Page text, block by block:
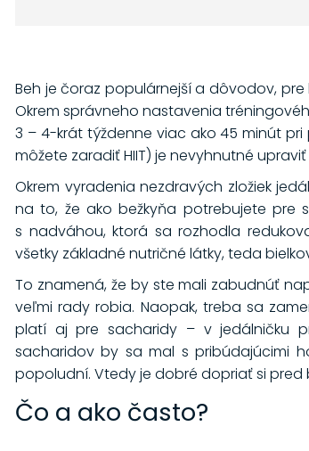
Beh je čoraz populárnejší a dôvodov,
Okrem správneho nastavenia
3 – 4-krát týždenne viac ako 45 minút
môžete zaradiť HIIT) je nevyhnutné
Okrem vyradenia nezdravých zložiek
na to, že ako bežkyňa potrebujete pre
s nadváhou, ktorá sa rozhodla
všetky základné nutričné látky, teda
To znamená, že by ste mali zabudnúť
veľmi rady robia. Naopak, treba sa
platí aj pre sacharidy – v jedálničku
sacharidov by sa mal s pribúdajúcimi
popoludní. Vtedy je dobré dopriať si
Čo a ako často?